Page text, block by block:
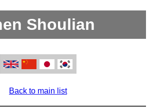
Shoulian
Back to main list